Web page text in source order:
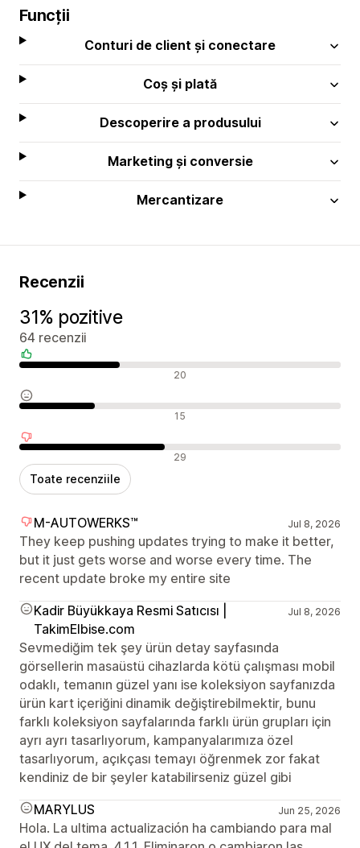
Funcții
Conturi de client și conectare
Coș și plată
Descoperire a produsului
Marketing și conversie
Mercantizare
Recenzii
31% pozitive
64 recenzii
Recenzii pozitive 20
Recenzii neutre 15
Recenzii negative 29
Toate recenziile
M-AUTOWERKS™ Jul 8, 2026
They keep pushing updates trying to make it better,
but it just gets worse and worse every time. The
recent update broke my entire site
Kadir Büyükkaya Resmi Satıcısı |
TakimElbise.com
Jul 8, 2026
Sevmediğim tek şey ürün detay sayfasında
görsellerin masaüstü cihazlarda kötü çalışması mobil
odaklı, temanın güzel yanı ise koleksiyon sayfanızda
ürün kart içeriğini dinamik değiştirebilmektir, bunu
farklı koleksiyon sayfalarında farklı ürün grupları için
ayrı ayrı tasarlıyorum, kampanyalarımıza özel
tasarlıyorum, açıkçası temayı öğrenmek zor fakat
kendiniz de bir şeyler katabilirseniz güzel gibi
MARYLUS
Jun 25, 2026
Hola. La ultima actualización ha cambiando para mal